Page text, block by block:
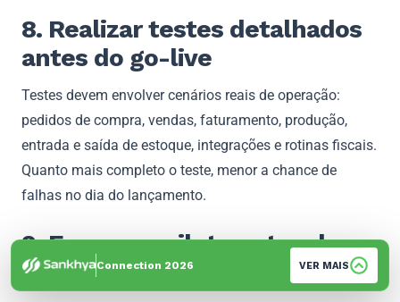
8. Realizar testes detalhados
antes do go-live
Testes devem envolver cenários reais de operação:
pedidos de compra, vendas, faturamento, produção,
entrada e saída de estoque, integrações e rotinas fiscais.
Quanto mais completo o teste, menor a chance de
falhas no dia do lançamento.
9. Fazer um piloto antes da
implantação completa
Connection 2026 VER MAIS